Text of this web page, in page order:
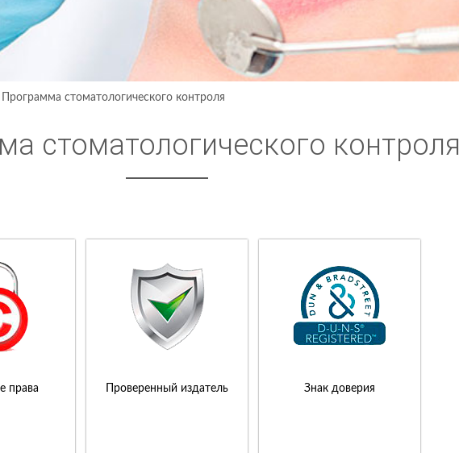
Программа стоматологического контроля
стоматологического контроля
права Проверенный издатель Знак доверия